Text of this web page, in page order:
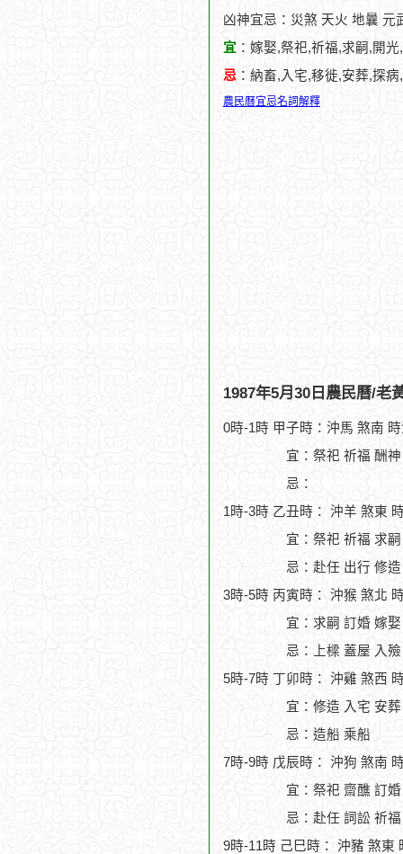
凶神宜忌：災煞 天火 地曩 元
宜 ：嫁娶,祭祀,祈福,求嗣,開
忌 ：納畜,入宅,移徙,安葬,探
農民曆宜忌名詞解釋
1987年5月30日農民曆/老
0時-1時 甲子時：沖馬 煞南
宜：祭祀 祈福 酬
忌：
1時-3時 乙丑時： 沖羊 煞東
宜：祭祀 祈福 求
忌：赴任 出行 修造
3時-5時 丙寅時： 沖猴 煞北
宜：求嗣 訂婚 嫁
忌：上樑 蓋屋 入
5時-7時 丁卯時： 沖雞 煞西
宜：修造 入宅 安葬
忌：造船 乘船
7時-9時 戊辰時： 沖狗 煞南
宜：祭祀 齋醮 訂
忌：赴任 詞訟 祈
9時-11時 己巳時： 沖豬 煞東